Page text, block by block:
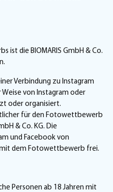
ist die BIOMARIS GmbH & Co.
Verbindung zu Instagram
von Instagram oder
oder organisiert.
für den Fotowettbewerb
& Co. KG. Die
und Facebook von
dem Fotowettbewerb frei.
Personen ab 18 Jahren mit